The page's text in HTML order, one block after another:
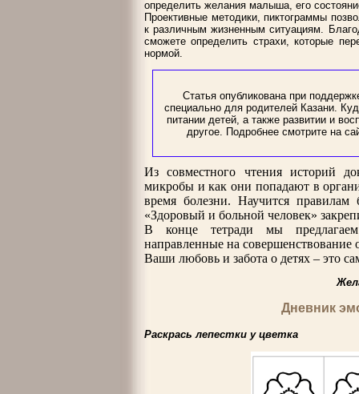
определить желания малыша, его
Проективные методики, пиктограммы
к различным жизненным ситуациям.
сможете определить страхи, которые
нормой.
Статья опубликована при
специально для родителей Казани.
питании детей, а также развитии и
другое. Подробнее смотрите на
Из совместного чтения историй
микробы и как они попадают в
время болезни. Научится
«Здоровый и больной человек»
В конце тетради мы предлагаем
направленные на
Ваши любовь и забота о детях – это
Дневник
Раскрась лепестки у цветка